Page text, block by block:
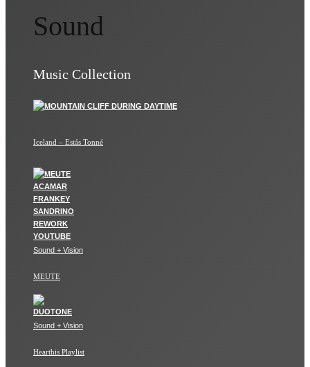
Sound
Music Collection
Iceland – Estás Tonné
Sound + Vision
MEUTE
Sound + Vision
Hearthis Playlist